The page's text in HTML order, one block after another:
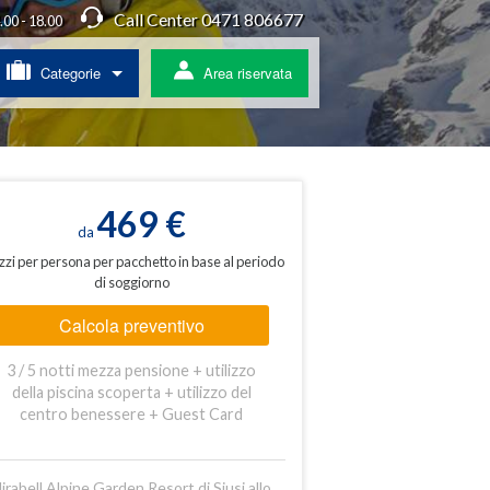
- 18.00 Call Center 0471 806677
Categorie Area riservata
da469 €
per persona per pacchetto in base al periodo
di soggiorno
Calcola preventivo
3 / 5 notti mezza pensione + utilizzo
della piscina scoperta + utilizzo del
centro benessere + Guest Card